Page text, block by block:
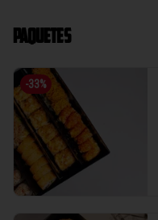
PAQUETES
-33%